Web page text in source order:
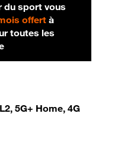
du sport vous
offertà
toutes les
5G+ Home, 4G